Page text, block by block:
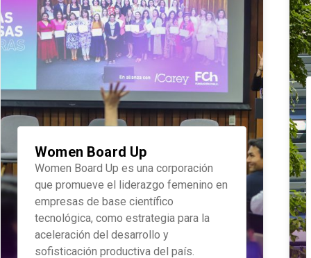
Women Board Up
Women Board Up es una corporación
que promueve el liderazgo femenino en
empresas de base científico
tecnológica, como estrategia para la
aceleración del desarrollo y
sofisticación productiva del país.